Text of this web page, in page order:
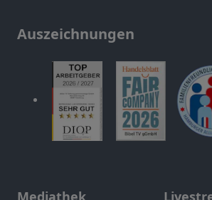
Auszeichnungen
Mediathek